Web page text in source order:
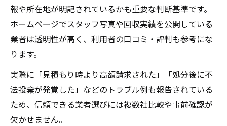
口コミを活用した不用品業者の選び方
不用品回収で失敗しないための注意事項
報や所在地が明記されているかも重要な判断基準です。
ホームページでスタッフ写真や回収実績を公開している
業者は透明性が高く、利用者の口コミ・評判も参考にな
ります。
実際に「見積もり時より高額請求された」「処分後に不
法投棄が発覚した」などのトラブル例も報告されている
ため、信頼できる業者選びには複数社比較や事前確認が
欠かせません。